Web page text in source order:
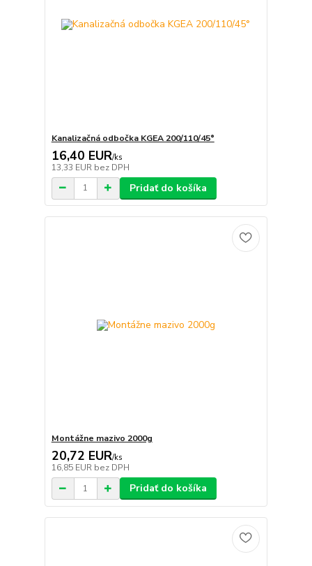
Kanalizačná odbočka KGEA 200/110/45°
16,40 EUR/ks
13,33 EUR bez DPH
Pridať do košíka
Montážne mazivo 2000g
20,72 EUR/ks
16,85 EUR bez DPH
Pridať do košíka